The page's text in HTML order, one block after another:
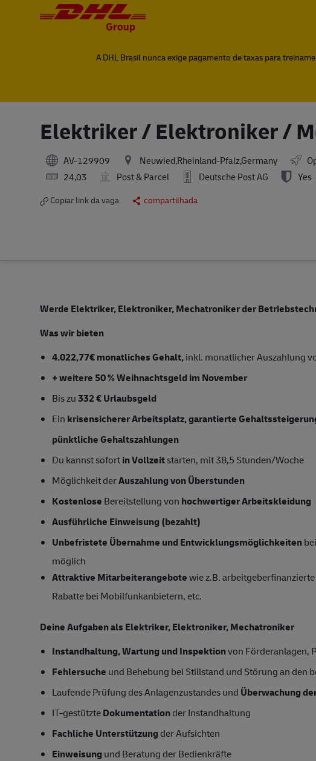
A DHL Brasil nunca exige pagamento de taxas para
Elektriker / Elektroniker /
AV-129909 Neuwied,Rheinland-Pfalz,Germany
24,03
Post & Parcel Deutsche Post AG Yes
Copiar link da vaga
compartilhada
Werde Elektriker, Elektroniker, Mechatroniker der
Was wir bieten
4.022,77€ monatliches Gehalt,inkl. monatlicher Auszahlung
+ weitere 50 % Weihnachtsgeld im November
Bis zu332 € Urlaubsgeld
Ein krisensicherer Arbeitsplatz, garantierte
pünktliche Gehaltszahlungen
Du kannst sofortin Vollzeitstarten, mit 38,5 Stunden/Woche
Möglichkeit derAuszahlung von Überstunden
Kostenlose Bereitstellung von hochwertiger Arbeitskleidung
Ausführliche Einweisung (bezahlt)
Unbefristete Übernahme und Entwicklungsmöglichkeiten
möglich
Attraktive Mitarbeiterangebotewie z.B.
Rabatte bei Mobilfunkanbietern, etc.
Deine Aufgaben als Elektriker, Elektroniker, Mechatroniker
Instandhaltung, Wartung und Inspektionvon Förderanlagen,
Fehlersuche und Behebung bei Stillstand und Störung an den
Laufende Prüfung des Anlagenzustandes und Überwachung
IT-gestützteDokumentationder Instandhaltung
Fachliche Unterstützung der Aufsichten
Einweisung und Beratung der Bedienkräfte